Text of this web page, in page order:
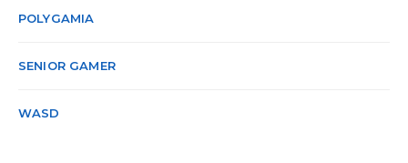
POLYGAMIA
SENIOR GAMER
WASD